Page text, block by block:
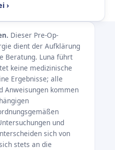
›
Dieser Pre-Op-
dient der Aufklärung
Beratung. Luna führt
keine medizinische
Ergebnisse; alle
Anweisungen kommen
und
sich von
stets an die